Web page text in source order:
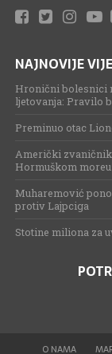
NAJNOVIJE
Hronični bolesnici
ljetovanja: Pravilo
Preminuo otac
Američki
Hormuškom
Muharemović
protiv Lajpciga
Stotine miliona za
O NAMA